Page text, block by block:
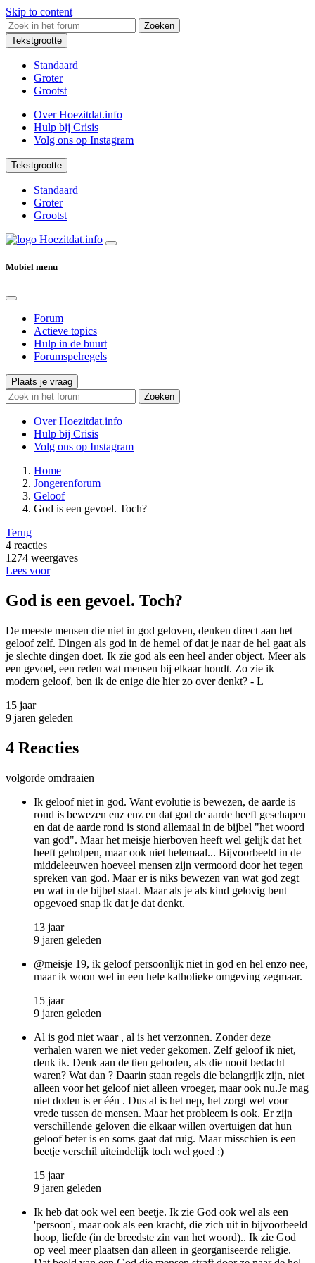
Skip to content
Zoeken
Tekstgrootte
Standaard
Groter
Grootst
Over Hoezitdat.info
Hulp bij Crisis
Volg ons op Instagram
Tekstgrootte
Standaard
Groter
Grootst
Mobiel menu
Forum
Actieve topics
Hulp in de buurt
Forumspelregels
Plaats je vraag
Zoeken
Over Hoezitdat.info
Hulp bij Crisis
Volg ons op Instagram
Home
Jongerenforum
Geloof
God is een gevoel. Toch?
Terug
4 reacties
1274 weergaves
Lees voor
God is een gevoel. Toch?
De meeste mensen die niet in god geloven, denken direct aan het
geloof zelf. Dingen als god in de hemel of dat je naar de hel gaat als
je slechte dingen doet. Ik zie god als een heel ander object. Meer als
een gevoel, een reden wat mensen bij elkaar houdt. Zo zie ik
modern geloof, ben ik de enige die hier zo over denkt? - L
15 jaar
9 jaren geleden
4 Reacties
volgorde omdraaien
Ik geloof niet in god. Want evolutie is bewezen, de aarde is
rond is bewezen enz enz en dat god de aarde heeft geschapen
en dat de aarde rond is stond allemaal in de bijbel "het woord
van god". Maar het meisje hierboven heeft wel gelijk dat het
heeft geholpen, maar ook niet helemaal... Bijvoorbeeld in de
middeleeuwen hoeveel mensen zijn vermoord door het tegen
spreken van god. Maar er is niks bewezen van wat god zegt
en wat in de bijbel staat. Maar als je als kind gelovig bent
opgevoed snap ik dat je dat denkt.
13 jaar
9 jaren geleden
@meisje 19, ik geloof persoonlijk niet in god en hel enzo nee,
maar ik woon wel in een hele katholieke omgeving zegmaar.
15 jaar
9 jaren geleden
Al is god niet waar , al is het verzonnen. Zonder deze
verhalen waren we niet veder gekomen. Zelf geloof ik niet,
denk ik. Denk aan de tien geboden, als die nooit bedacht
waren? Wat dan ? Daarin staan regels die belangrijk zijn, niet
alleen voor het geloof niet alleen vroeger, maar ook nu.Je mag
niet doden is er één . Dus al is het nep, het zorgt wel voor
vrede tussen de mensen. Maar het probleem is ook. Er zijn
verschillende geloven die elkaar willen overtuigen dat hun
geloof beter is en soms gaat dat ruig. Maar misschien is een
beetje verschil uiteindelijk toch wel goed :)
15 jaar
9 jaren geleden
Ik heb dat ook wel een beetje. Ik zie God ook wel als een
'persoon', maar ook als een kracht, die zich uit in bijvoorbeeld
hoop, liefde (in de breedste zin van het woord).. Ik zie God
op veel meer plaatsen dan alleen in georganiseerde religie.